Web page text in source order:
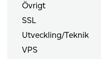
Övrigt
SSL
Utveckling/Teknik
VPS